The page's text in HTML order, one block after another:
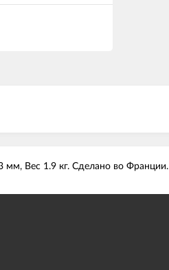
Вес 1.9 кг. Сделано во Франции.